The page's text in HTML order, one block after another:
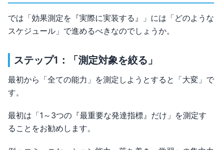
では「効果測定を『実際に実装する』」には「どのような
スケジュール」で進めるべきなのでしょうか。
ステップ1：「測定対象を絞る」
最初から「全ての能力」を測定しようとすると「大変」で
す。
最初は「1～3つの『最重要な発達指標』だけ」を測定す
ることをお勧めします。